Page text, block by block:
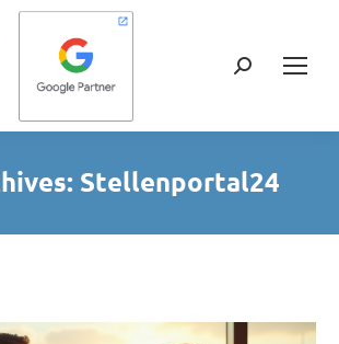
Search:
Stellenportal24